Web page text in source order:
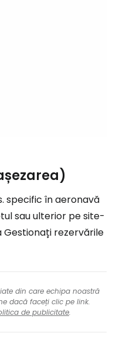
specific în aeronavă
sau ulterior pe site-
Gestionați rezervările
din care echipa noastră
dacă faceți clic pe link.
de publicitate.